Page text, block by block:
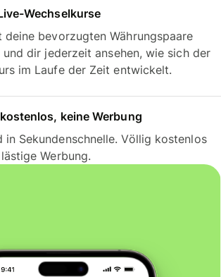
Wechselkurse
deine bevorzugten Währungspaare
und dir jederzeit ansehen, wie sich der
im Laufe der Zeit entwickelt.
keine Werbung
in Sekundenschnelle. Völlig kostenlos
Werbung.